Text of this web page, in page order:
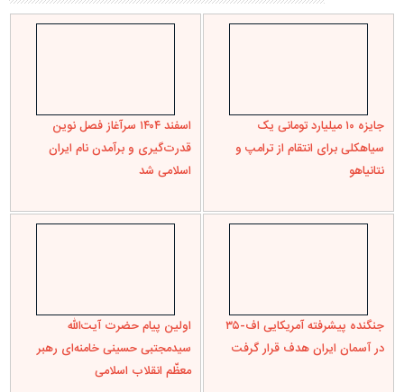
جایزه ۱۰ میلیارد تومانی یک
سیاهکلی برای انتقام از ترامپ و
نتانیاهو
اسفند ۱۴۰۴ سرآغاز فصل نوین
قدرت‌گیری و برآمدن نام ایران
اسلامی شد
جنگنده پیشرفته آمریکایی اف-۳۵
در آسمان ایران هدف قرار گرفت
اولین پیام حضرت آیت‌الله
سیدمجتبی حسینی خامنه‌ای رهبر
معظّم انقلاب اسلامی